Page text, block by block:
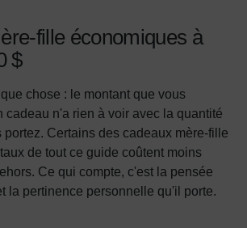
fille économiques à
$
chose : le montant que vous
cadeau n'a rien à voir avec la quantité
portez. Certains des cadeaux mère-fille
de tout ce guide coûtent moins
Ce qui compte, c'est la pensée
la pertinence personnelle qu'il porte.